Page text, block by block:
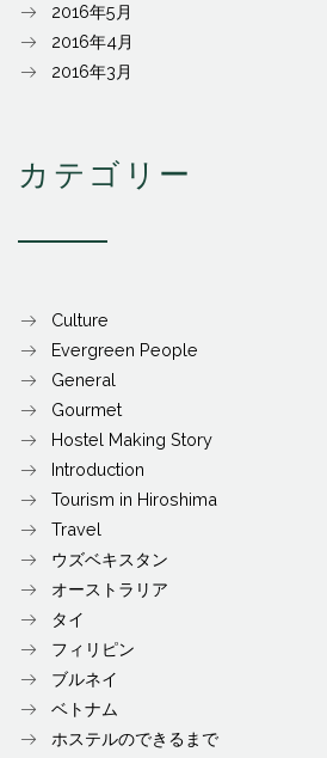
2016年5月
2016年4月
2016年3月
カテゴリー
Culture
Evergreen People
General
Gourmet
Hostel Making Story
Introduction
Tourism in Hiroshima
Travel
ウズベキスタン
オーストラリア
タイ
フィリピン
ブルネイ
ベトナム
ホステルのできるまで